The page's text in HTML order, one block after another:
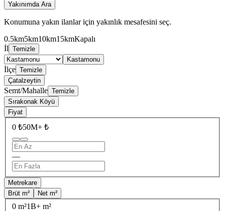
Yakınımda Ara
Konumuna yakın ilanlar için yakınlık mesafesini seç.
0.5km5km10km15kmKapalı
İl Temizle
Kastamonu
İlçe Temizle
Çatalzeytin
Semt/Mahalle Temizle
Sırakonak Köyü
Fiyat
0 ₺50M+ ₺
—
Metrekare
Brüt m²
Net m²
0 m²1B+ m²